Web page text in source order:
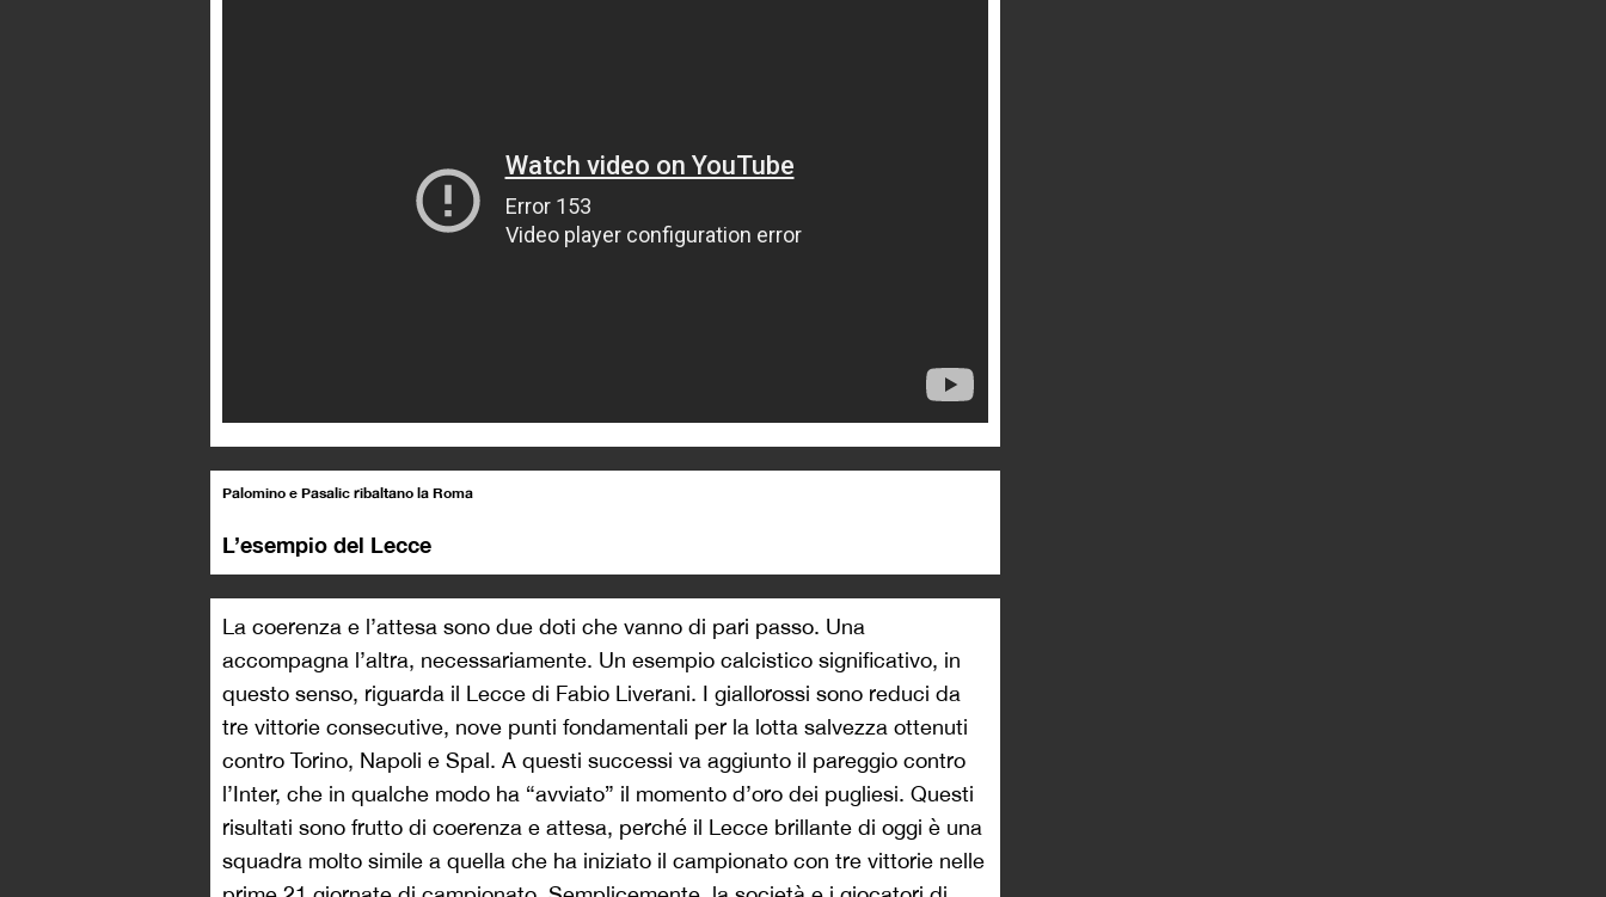
Palomino e Pasalic ribaltano la Roma
L’esempio del Lecce
La coerenza e l’attesa sono due doti che vanno di pari passo. Una
accompagna l’altra, necessariamente. Un esempio calcistico significativo, in
questo senso, riguarda il Lecce di Fabio Liverani. I giallorossi sono reduci da
tre vittorie consecutive, nove punti fondamentali per la lotta salvezza ottenuti
contro Torino, Napoli e Spal. A questi successi va aggiunto il pareggio contro
l’Inter, che in qualche modo ha “avviato” il momento d’oro dei pugliesi. Questi
risultati sono frutto di coerenza e attesa, perché il Lecce brillante di oggi è una
squadra molto simile a quella che ha iniziato il campionato con tre vittorie nelle